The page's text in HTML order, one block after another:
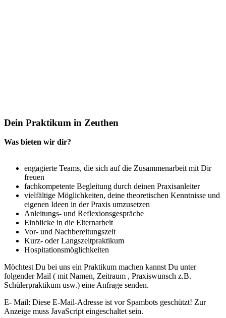
Dein Praktikum in Zeuthen
Was bieten wir dir?
engagierte Teams, die sich auf die Zusammenarbeit mit Dir
freuen
fachkompetente Begleitung durch deinen Praxisanleiter
vielfältige Möglichkeiten, deine theoretischen Kenntnisse und
eigenen Ideen in der Praxis umzusetzen
Anleitungs- und Reflexionsgespräche
Einblicke in die Elternarbeit
Vor- und Nachbereitungszeit
Kurz- oder Langszeitpraktikum
Hospitationsmöglichkeiten
Möchtest Du bei uns ein Praktikum machen kannst Du unter
folgender Mail ( mit Namen, Zeitraum , Praxiswunsch z.B.
Schülerpraktikum usw.) eine Anfrage senden.
E- Mail: Diese E-Mail-Adresse ist vor Spambots geschützt! Zur
Anzeige muss JavaScript eingeschaltet sein.